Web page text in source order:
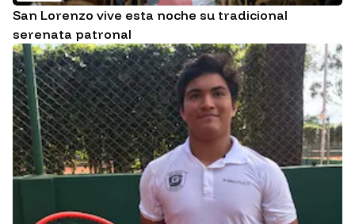
San Lorenzo vive esta noche su tradicional
serenata patronal